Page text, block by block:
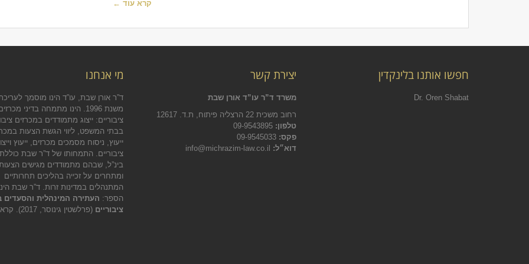
קרא עוד ←
חפשו אותנו בלינקדין
Dr. Oren Shabat
יצירת קשר
משרד ד”ר עו”ד אורן שבת
רחוב משכית 22 הרצליה פיתוח, ת.ד. 12617
טלפון: 09-9543895
פקס: 09-9545033
דוא״ל:
מי אנחנו
ד”ר אורן שבת, עו”ד הינו מוסמך לעריכת
משנת 1996. הינו מתמחה בדיני
ציבוריים: ייצוג מתמודדים במכרזים
בבתי המשפט, ליווי הגשת הצעות
ייעוץ, ניסוח מסמכים מכרזים, ייעוץ
ציבוריים. התמחותו של ד”ר שבת
בינ”ל, שבהם מתמודדים מגישים
ומתחרים על זכייה בהליכים תחרותיים
המתנהלים במדינות זרות. ד”ר שבת
הספר: העתירה המינהלית והסעדים
ציבוריים (פרלשטין גינוסר, 2017).